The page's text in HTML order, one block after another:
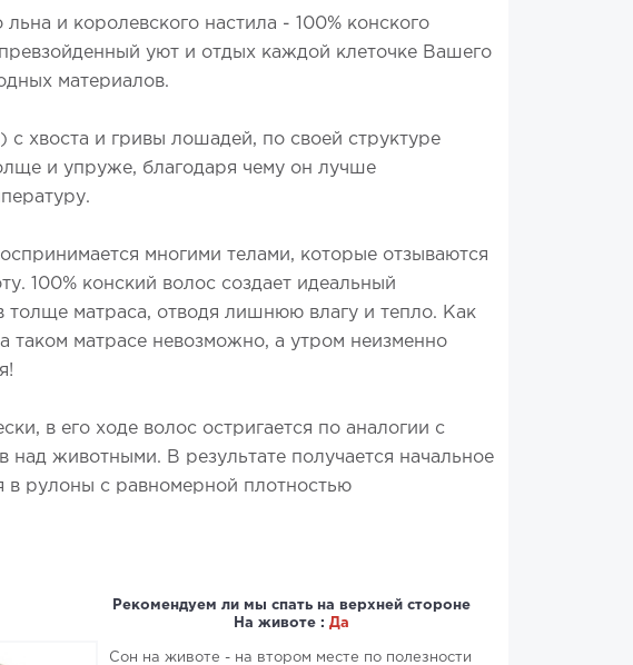
и королевского настила - 100% конского
уют и отдых каждой клеточке Вашего
материалов.
хвоста и гривы лошадей, по своей структуре
и упруже, благодаря чему он лучше
многими телами, которые отзываются
100% конский волос создает идеальный
толще матраса, отводя лишнюю влагу и тепло. Как
таком матрасе невозможно, а утром неизменно
в его ходе волос остригается по аналогии с
животными. В результате получается начальное
в рулоны с равномерной плотностью
Рекомендуем ли мы спать на верхней стороне
На животе :Да
Сон на животе - на втором месте по полезности